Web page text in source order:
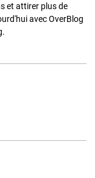
et attirer plus de
avec OverBlog